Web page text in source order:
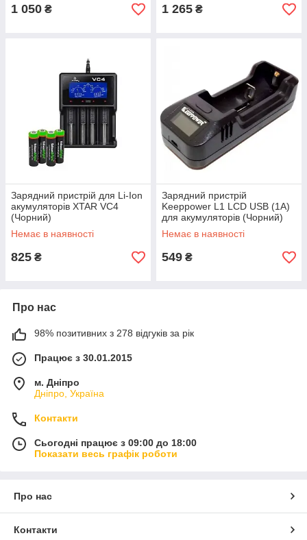
1 050 ₴ 1 265 ₴
Зарядний пристрій для Li-Ion
акумуляторів XTAR VC4
(Чорний)
Немає в наявності
825 ₴
Зарядний пристрій
Keeppower L1 LCD USB (1А)
для акумуляторів (Чорний)
Немає в наявності
549 ₴
Про нас
98% позитивних з 278 відгуків за рік
Працює з 30.01.2015
м. Дніпро
Дніпро, Україна
Контакти
Сьогодні працює з 09:00 до 18:00
Показати весь графік роботи
Про нас
Контакти